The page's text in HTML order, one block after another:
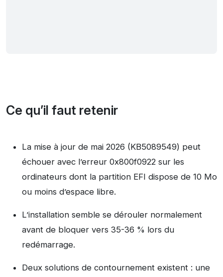
Ce qu’il faut retenir
La mise à jour de mai 2026 (KB5089549) peut
échouer avec l’erreur 0x800f0922 sur les
ordinateurs dont la partition EFI dispose de 10 Mo
ou moins d’espace libre.
L’installation semble se dérouler normalement
avant de bloquer vers 35-36 % lors du
redémarrage.
Deux solutions de contournement existent : une